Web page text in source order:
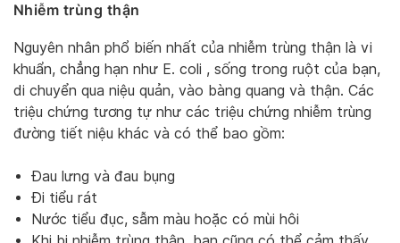
Nhiễm trùng thận
Nguyên nhân phổ biến nhất của nhiễm trùng thận là vi
khuẩn, chẳng hạn như E. coli , sống trong ruột của bạn,
di chuyển qua niệu quản, vào bàng quang và thận. Các
triệu chứng tương tự như các triệu chứng nhiễm trùng
đường tiết niệu khác và có thể bao gồm:
Đau lưng và đau bụng
Đi tiểu rát
Nước tiểu đục, sẫm màu hoặc có mùi hôi